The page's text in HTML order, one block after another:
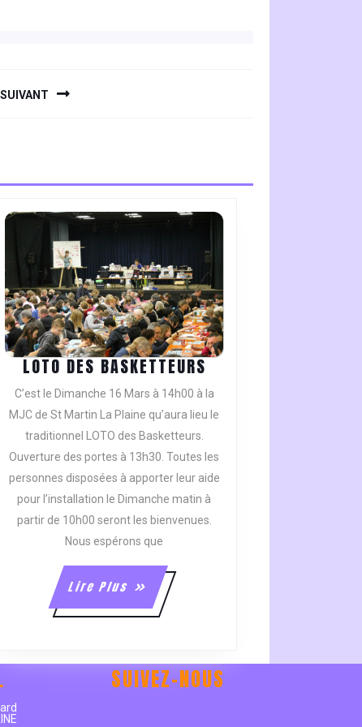
SUIVANT
LOTO DES BASKETTEURSLOTO
DES
BASKETTEURS
C’est le Dimanche 16 Mars à 14h00 à la
MJC de St Martin La Plaine qu’aura lieu le
traditionnel LOTO des Basketteurs.
Ouverture des portes à 13h30. Toutes les
personnes disposées à apporter leur aide
pour l’installation le Dimanche matin à
partir de 10h00 seront les bienvenues.
Nous espérons que
Lire Plus
Lire
Plus
SUIVEZ-NOUS